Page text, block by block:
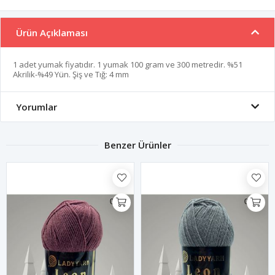
Ürün Açıklaması
1 adet yumak fiyatıdır. 1 yumak 100 gram ve 300 metredir. %51
Akrilik-%49 Yün. Şiş ve Tığ: 4 mm
Yorumlar
Benzer Ürünler